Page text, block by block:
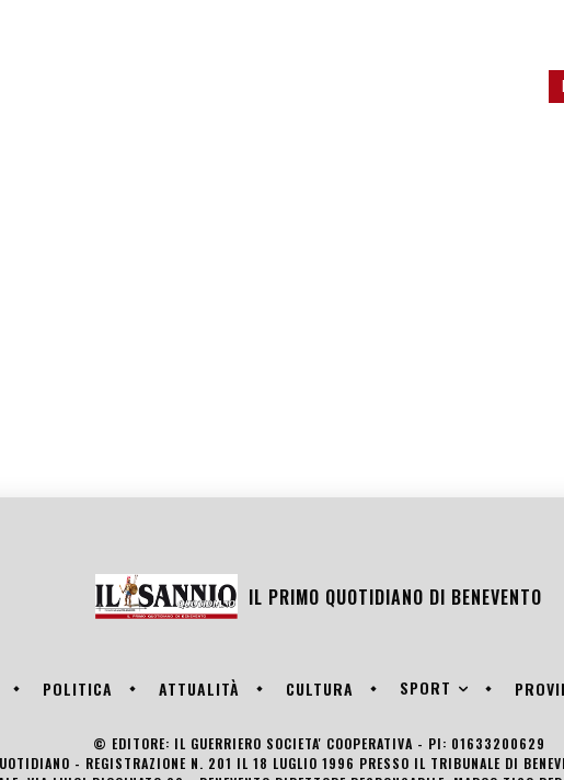
IL PRIMO QUOTIDIANO DI BENEVENTO
POLITICA ATTUALITÀ CULTURA SPORT
© EDITORE: IL GUERRIERO SOCIETA' COOPERATIVA - PI: 01633200629
- REGISTRAZIONE N. 201 IL 18 LUGLIO 1996 PRESSO IL TRIBUNALE DI